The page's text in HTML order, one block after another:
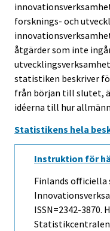
forsknings- och
åtgärder som inte
statistiken beskriver
från början till slutet,
idéerna till hur
Statistikens hela
Instruktion för
Finlands officiella
ISSN=2342-3870.
Statistikcentralen